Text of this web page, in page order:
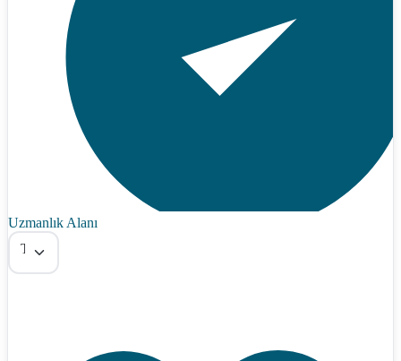
Uzmanlık Alanı
Tümü